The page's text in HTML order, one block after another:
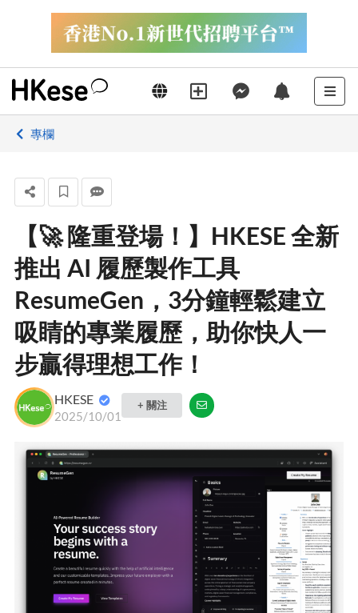
專欄
【🚀 隆重登場！】HKESE 全新
推出 AI 履歷製作工具
ResumeGen，3分鐘輕鬆建立
吸睛的專業履歷，助你快人一
步贏得理想工作！
HKESE
2025/10/01
+ 關注